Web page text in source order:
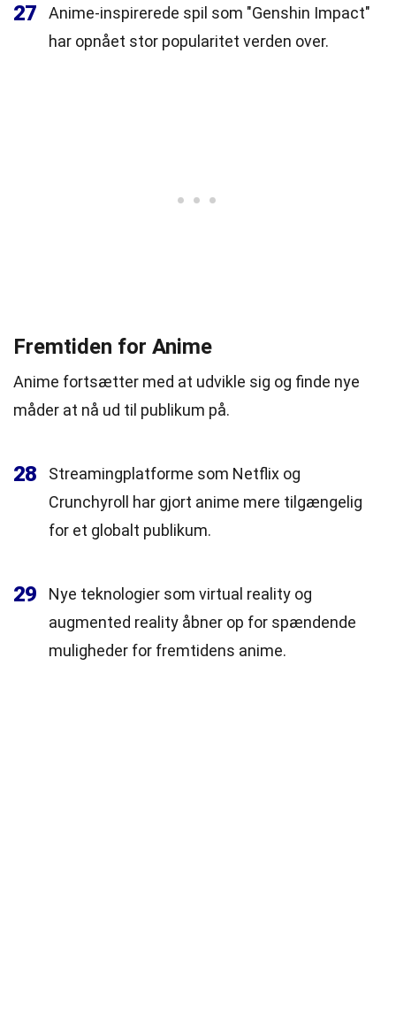
27
Anime-inspirerede spil som "Genshin Impact"
har opnået stor popularitet verden over.
Fremtiden for Anime
Anime fortsætter med at udvikle sig og finde nye
måder at nå ud til publikum på.
28
Streamingplatforme som Netflix og
Crunchyroll har gjort anime mere tilgængelig
for et globalt publikum.
29
Nye teknologier som virtual reality og
augmented reality åbner op for spændende
muligheder for fremtidens anime.